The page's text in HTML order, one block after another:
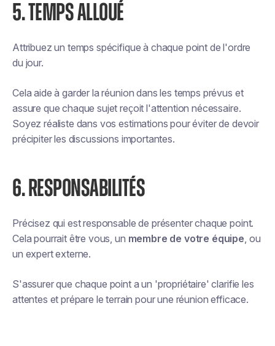
5. TEMPS ALLOUÉ
Attribuez un temps spécifique à chaque point de l'ordre
du jour.
Cela aide à garder la réunion dans les temps prévus et
assure que chaque sujet reçoit l'attention nécessaire.
Soyez réaliste dans vos estimations pour éviter de devoir
précipiter les discussions importantes.
6. RESPONSABILITÉS
Précisez qui est responsable de présenter chaque point.
Cela pourrait être vous, un membre de votre équipe, ou
un expert externe.
S'assurer que chaque point a un 'propriétaire' clarifie les
attentes et prépare le terrain pour une réunion efficace.